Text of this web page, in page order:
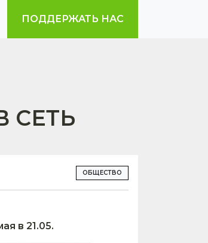
ПОДДЕРЖАТЬ НАС
СЕТЬ
ОБЩЕСТВО
в 21.05.